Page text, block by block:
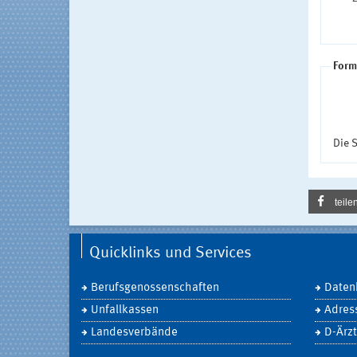
Die
Quicklinks und Services
Berufsgenossenschaften
Unfallkassen
Landesverbände
D-